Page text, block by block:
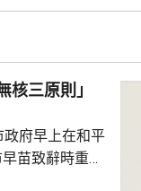
三原則」
政府早上在和平
苗致辭時重